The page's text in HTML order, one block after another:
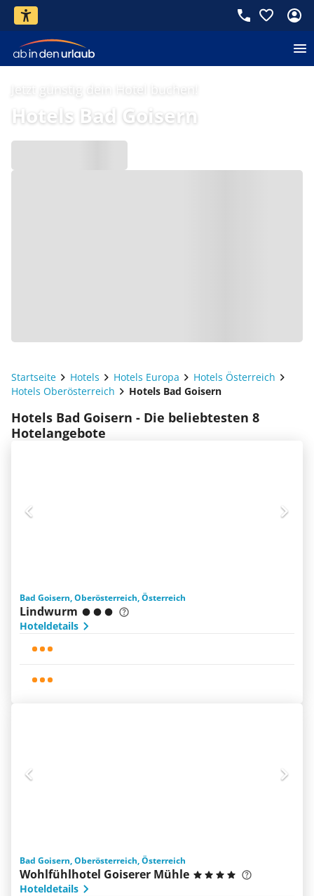
Jetzt günstig dein Hotel buchen!
Hotels Bad Goisern
Startseite Hotels Hotels Europa
Hotels Österreich
Hotels Oberösterreich
Hotels Bad Goisern
Hotels Bad Goisern - Die beliebtesten 8
Hotelangebote
Bad Goisern, Oberösterreich, Österreich
Lindwurm
Hoteldetails
Bad Goisern, Oberösterreich, Österreich
Wohlfühlhotel Goiserer Mühle
Hoteldetails